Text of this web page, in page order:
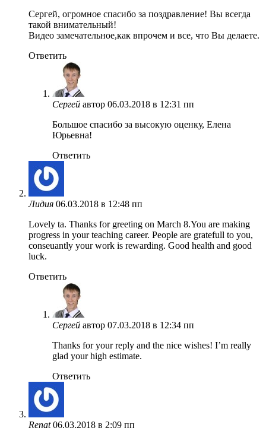
Сергей, огромное спасибо за поздравление! Вы всегда
такой внимательный!
Видео замечательное,как впрочем и все, что Вы делаете.
Ответить
Сергей автор 06.03.2018 в 12:31 пп
Большое спасибо за высокую оценку, Елена
Юрьевна!
Ответить
Лидия 06.03.2018 в 12:48 пп
Lovely ta. Thanks for greeting on March 8.You are making
progress in your teaching career. People are gratefull to you,
conseuantly your work is rewarding. Good health and good
luck.
Ответить
Сергей автор 07.03.2018 в 12:34 пп
Thanks for your reply and the nice wishes! I’m really
glad your high estimate.
Ответить
Renat 06.03.2018 в 2:09 пп